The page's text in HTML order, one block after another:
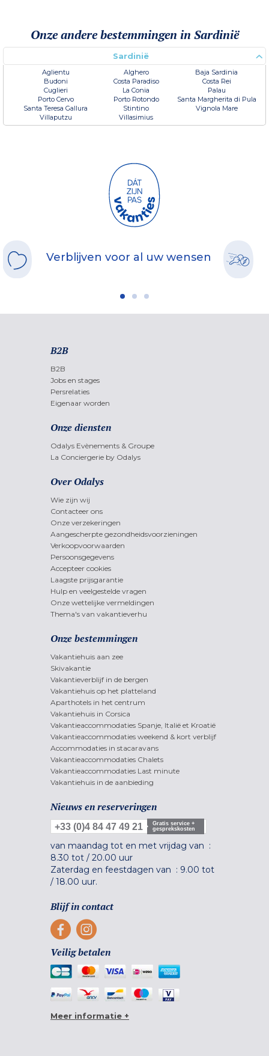
Onze andere bestemmingen in Sardinië
Sardinië
Aglientu Alghero
Baja Sardinia
Budoni
Costa Paradiso
Costa Rei
Cuglieri
La Conia
Palau
Porto Cervo
Porto Rotondo
Santa Margherita di Pula
Santa Teresa Gallura
Stintino
Vignola Mare
Villaputzu
Villasimius
Verblijven voor al uw wensen
B2B
B2B
Jobs en stages
Persrelaties
Eigenaar worden
Onze diensten
Odalys Evènements & Groupe
La Conciergerie by Odalys
Over Odalys
Wie zijn wij
Contacteer ons
Onze verzekeringen
Aangescherpte gezondheidsvoorzieningen
Verkoopvoorwaarden
Persoonsgegevens
Accepteer cookies
Laagste prijsgarantie
Hulp en veelgestelde vragen
Onze wettelijke vermeldingen
Thema's van vakantieverhu
Onze bestemmingen
Vakantiehuis aan zee
Skivakantie
Vakantieverblijf in de bergen
Vakantiehuis op het platteland
Aparthotels in het centrum
Vakantiehuis in Corsica
Vakantieaccommodaties Spanje, Italië et Kroatië
Vakantieaccommodaties weekend & kort verblijf
Accommodaties in stacaravans
Vakantieaccommodaties Chalets
Vakantieaccommodaties Last minute
Vakantiehuis in de aanbieding
Nieuws en reserveringen
+33 (0)4 84 47 49 21
Gratis service +
gesprekskosten
van maandag tot en met vrijdag van :
8.30 tot / 20.00 uur
Zaterdag en feestdagen van : 9.00 tot
/ 18.00 uur.
Blijf in contact
Veilig betalen
Meer informatie +